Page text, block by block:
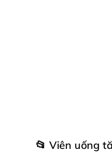
📂 Viên uống